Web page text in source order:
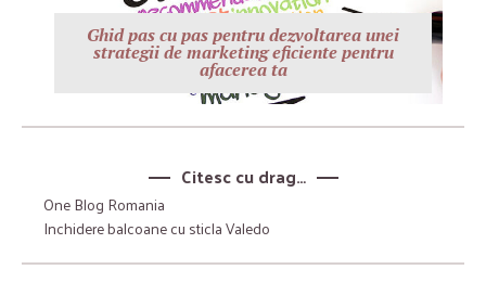
Ghid pas cu pas pentru dezvoltarea unei
strategii de marketing eficiente pentru
afacerea ta
Citesc cu drag…
One Blog Romania
Inchidere balcoane cu sticla Valedo